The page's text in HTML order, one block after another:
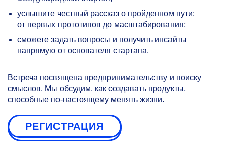
услышите честный рассказ о пройденном пути:
от первых прототипов до масштабирования;
сможете задать вопросы и получить инсайты
напрямую от основателя стартапа.
Встреча посвящена предпринимательству и поиску
смыслов. Мы обсудим, как создавать продукты,
способные по-настоящему менять жизни.
РЕГИСТРАЦИЯ